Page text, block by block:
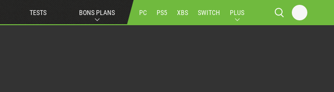
TESTS BONS PLANS PC PS5 XBS SWITCH PLUS